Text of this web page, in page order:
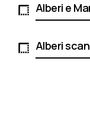
Alberi e
Alberi